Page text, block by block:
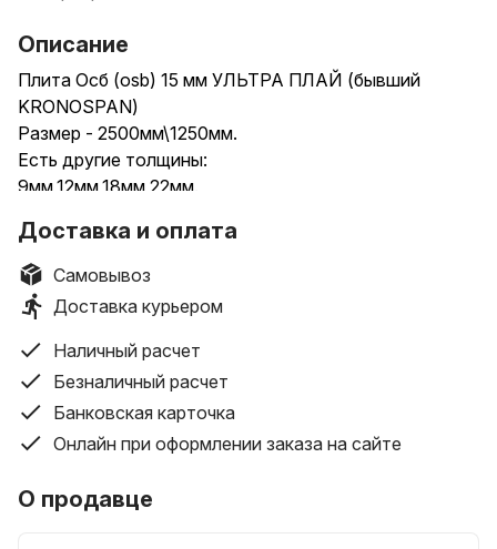
Описание
Плита Осб (osb) 15 мм УЛЬТРА ПЛАЙ (бывший
KRONOSPAN)
Размер - 2500мм\1250мм.
Есть другие толщины:
9мм,12мм,18мм,22мм.
Доставка по Беларуси
Доставка и оплата
Самовывоз
Доставка курьером
Наличный расчет
Безналичный расчет
Банковская карточка
Онлайн при оформлении заказа на сайте
О продавце